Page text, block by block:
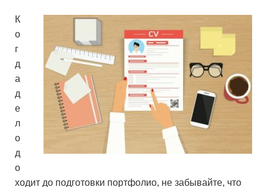
К
о
г
д
а
д
е
л
о
д
о
ходит до подготовки портфолио, не забывайте, что